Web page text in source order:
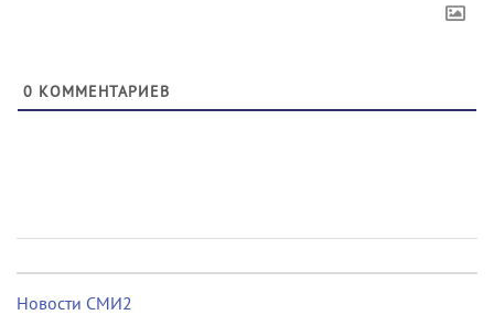
0 КОММЕНТАРИЕВ
Новости СМИ2